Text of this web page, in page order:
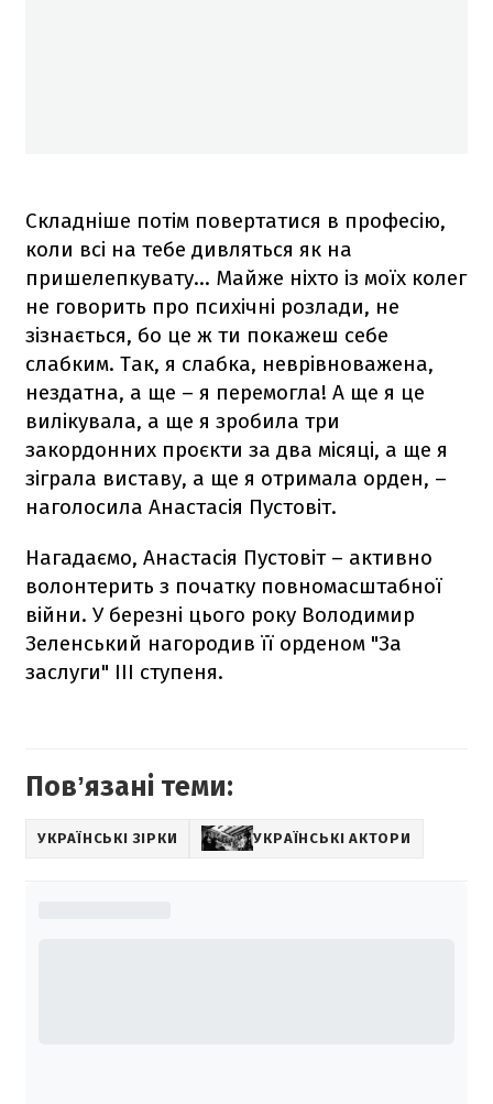
Складніше потім повертатися в професію,
коли всі на тебе дивляться як на
пришелепкувату… Майже ніхто із моїх колег
не говорить про психічні розлади, не
зізнається, бо це ж ти покажеш себе
слабким. Так, я слабка, неврівноважена,
нездатна, а ще – я перемогла! А ще я це
вилікувала, а ще я зробила три
закордонних проєкти за два місяці, а ще я
зіграла виставу, а ще я отримала орден, –
наголосила Анастасія Пустовіт.
Нагадаємо, Анастасія Пустовіт – активно
волонтерить з початку повномасштабної
війни. У березні цього року Володимир
Зеленський нагородив її орденом "За
заслуги" III ступеня.
Повʼязані теми:
УКРАЇНСЬКІ ЗІРКИ УКРАЇНСЬКІ АКТОРИ